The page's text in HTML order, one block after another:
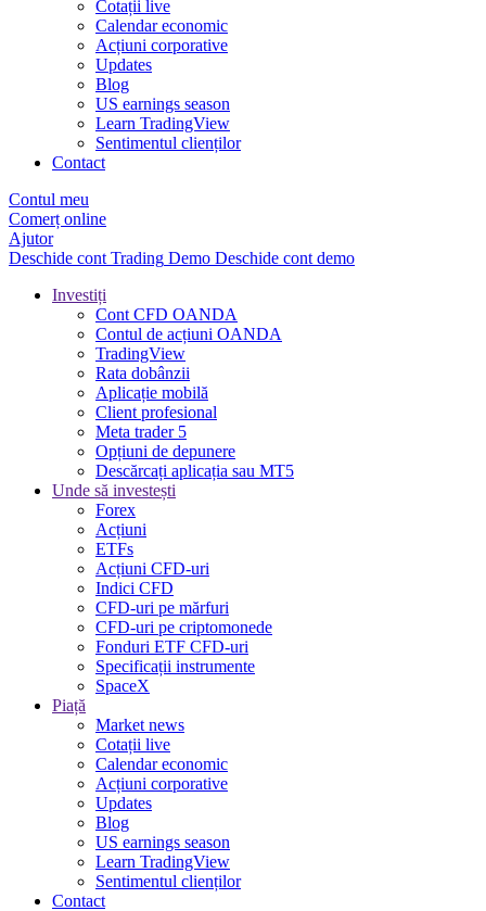
Cotații live
Calendar economic
Acțiuni corporative
Updates
Blog
US earnings season
Learn TradingView
Sentimentul clienților
Contact
Contul meu
Comerț online
Ajutor
Deschide cont Trading Demo Deschide cont demo
Investiți
Cont CFD OANDA
Contul de acțiuni OANDA
TradingView
Rata dobânzii
Aplicație mobilă
Client profesional
Meta trader 5
Opțiuni de depunere
Descărcați aplicația sau MT5
Unde să investești
Forex
Acțiuni
ETFs
Acțiuni CFD-uri
Indici CFD
CFD-uri pe mărfuri
CFD-uri pe criptomonede
Fonduri ETF CFD-uri
Specificații instrumente
SpaceX
Piață
Market news
Cotații live
Calendar economic
Acțiuni corporative
Updates
Blog
US earnings season
Learn TradingView
Sentimentul clienților
Contact